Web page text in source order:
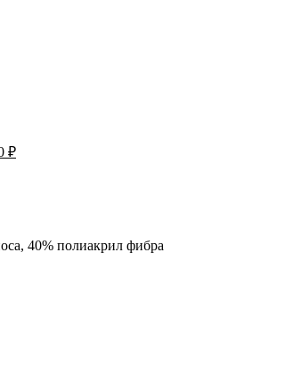
₽
40% полиакрил фибра